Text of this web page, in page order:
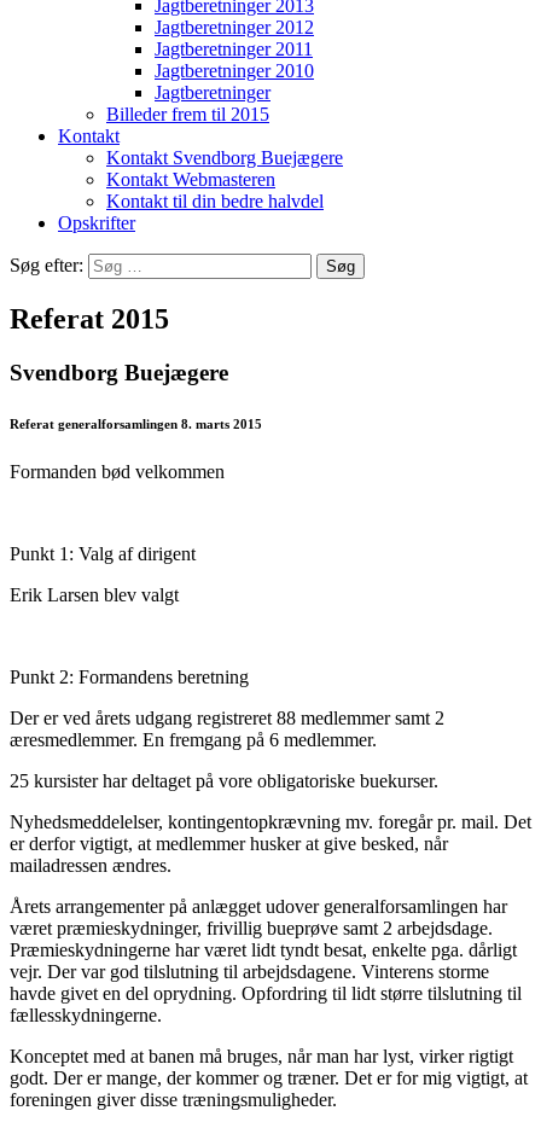
Jagtberetninger 2013
Jagtberetninger 2012
Jagtberetninger 2011
Jagtberetninger 2010
Jagtberetninger
Billeder frem til 2015
Kontakt
Kontakt Svendborg Buejægere
Kontakt Webmasteren
Kontakt til din bedre halvdel
Opskrifter
Søg efter:
Referat 2015
Svendborg Buejægere
Referat generalforsamlingen 8. marts 2015
Formanden bød velkommen
Punkt 1: Valg af dirigent
Erik Larsen blev valgt
Punkt 2: Formandens beretning
Der er ved årets udgang registreret 88 medlemmer samt 2
æresmedlemmer. En fremgang på 6 medlemmer.
25 kursister har deltaget på vore obligatoriske buekurser.
Nyhedsmeddelelser, kontingentopkrævning mv. foregår pr. mail. Det
er derfor vigtigt, at medlemmer husker at give besked, når
mailadressen ændres.
Årets arrangementer på anlægget udover generalforsamlingen har
været præmieskydninger, frivillig bueprøve samt 2 arbejdsdage.
Præmieskydningerne har været lidt tyndt besat, enkelte pga. dårligt
vejr. Der var god tilslutning til arbejdsdagene. Vinterens storme
havde givet en del oprydning. Opfordring til lidt større tilslutning til
fællesskydningerne.
Konceptet med at banen må bruges, når man har lyst, virker rigtigt
godt. Der er mange, der kommer og træner. Det er for mig vigtigt, at
foreningen giver disse træningsmuligheder.